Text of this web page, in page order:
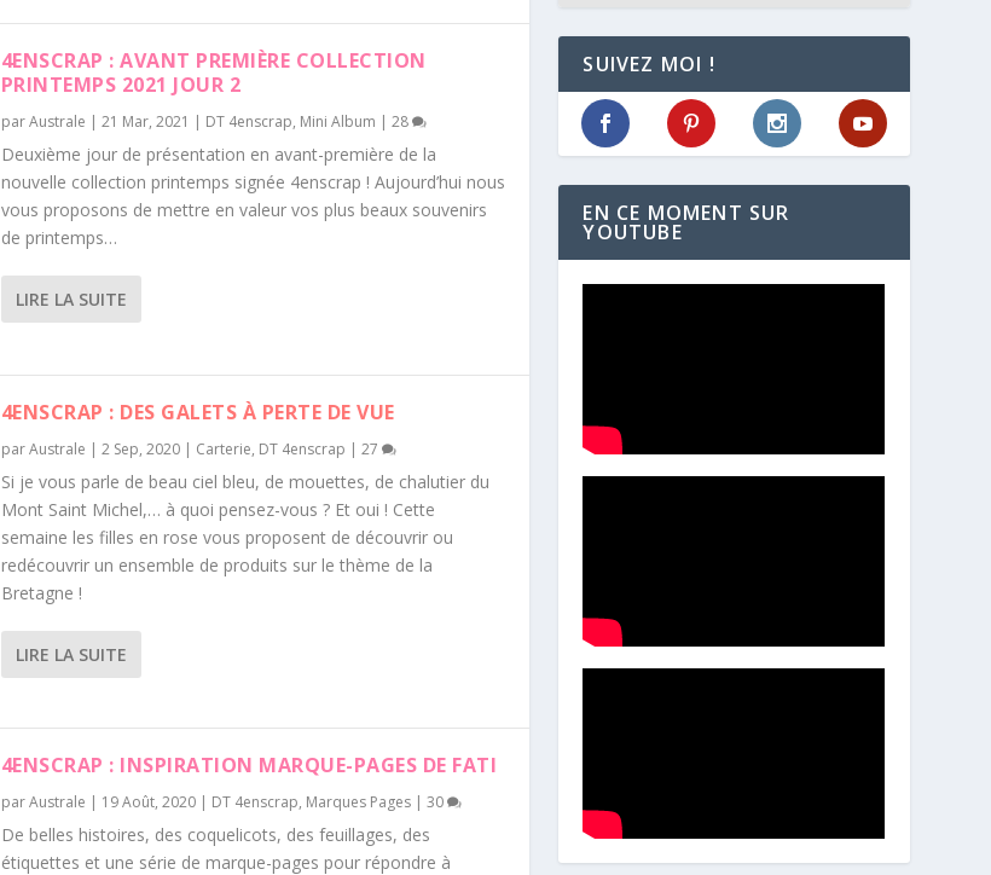
4ENSCRAP : AVANT PREMIÈRE COLLECTION
PRINTEMPS 2021 JOUR 2
parAustrale | 21 Mar, 2021 | DT 4enscrap, Mini Album | 28
Deuxième jour de présentation en avant-première de la
nouvelle collection printemps signée 4enscrap ! Aujourd’hui nous
vous proposons de mettre en valeur vos plus beaux souvenirs
de printemps…
LIRE LA SUITE
4ENSCRAP : DES GALETS À PERTE DE VUE
parAustrale | 2 Sep, 2020| Carterie, DT 4enscrap | 27
Si je vous parle de beau ciel bleu, de mouettes, de chalutier du
Mont Saint Michel,… à quoi pensez-vous ? Et oui ! Cette
semaine les filles en rose vous proposent de découvrir ou
redécouvrir un ensemble de produits sur le thème de la
Bretagne !
LIRE LA SUITE
4ENSCRAP : INSPIRATION MARQUE-PAGES DE FATI
parAustrale | 19 Août, 2020| DT 4enscrap, Marques Pages| 30
De belles histoires, des coquelicots, des feuillages, des
étiquettes et une série de marque-pages pour répondre à
SUIVEZ MOI !
EN CE MOMENT SUR
YOUTUBE